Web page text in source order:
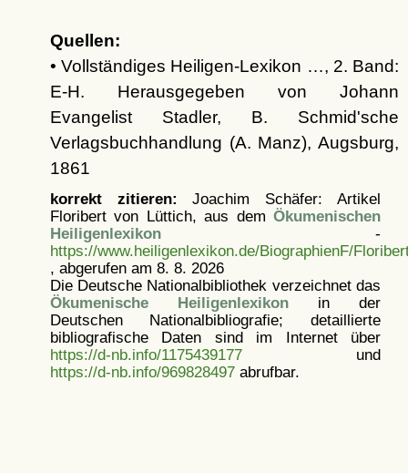
Quellen:
• Vollständiges Heiligen-Lexikon …, 2. Band:
E-H. Herausgegeben von Johann
Evangelist Stadler, B. Schmid'sche
Verlagsbuchhandlung (A. Manz), Augsburg,
1861
korrekt zitieren: Joachim Schäfer: Artikel
Floribert von Lüttich, aus dem Ökumenischen
Heiligenlexikon-
https://www.heiligenlexikon.de/BiographienF/
, abgerufen am 8. 8. 2026
Die Deutsche Nationalbibliothek verzeichnet das
Ökumenische Heiligenlexikonin der
Deutschen Nationalbibliografie; detaillierte
bibliografische Daten sind im Internet über
https://d-nb.info/1175439177und
https://d-nb.info/969828497abrufbar.